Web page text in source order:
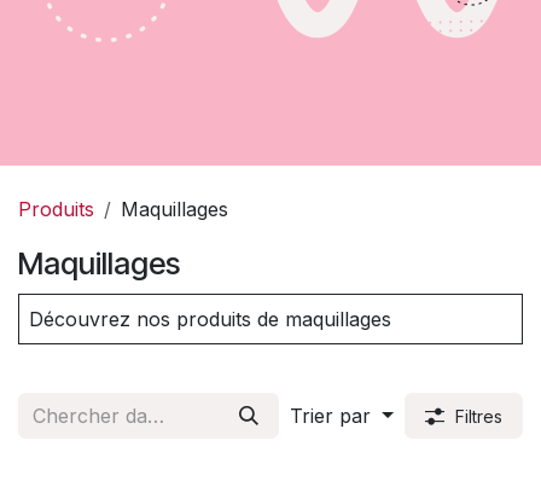
Produits Maquillages
Maquillages
Découvrez nos produits de maquillages
Trier par Filtres